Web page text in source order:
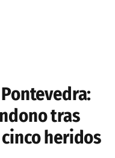
tras
heridos